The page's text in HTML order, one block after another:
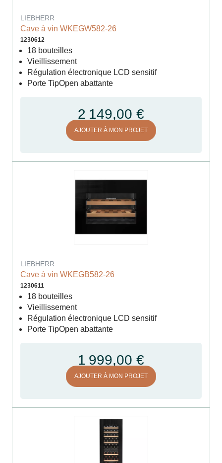
LIEBHERR
Cave à vin WKEGW582-26
1230612
18 bouteilles
Vieillissement
Régulation électronique LCD sensitif
Porte TipOpen abattante
2 149,00 €
AJOUTER À MON PROJET
LIEBHERR
Cave à vin WKEGB582-26
1230611
18 bouteilles
Vieillissement
Régulation électronique LCD sensitif
Porte TipOpen abattante
1 999,00 €
AJOUTER À MON PROJET